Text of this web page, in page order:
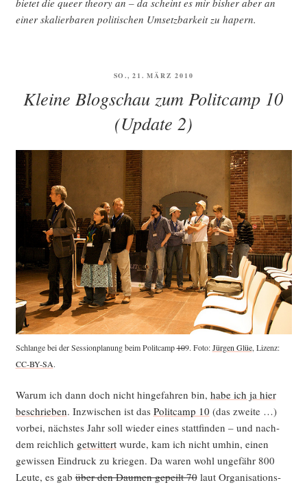
einer ska­lier­ba­ren poli­ti­schen Umsetz­bar­keit zu hapern.
VERÖFFENTLICHT
SO., 21. MÄRZ 2010
Kleine Blogschau zum Politcamp 10
(Update 2)
Schlan­ge bei der Ses­si­onpla­nung beim Polit­camp109. Foto:Jür­gen Glüe, Lizenz:
CC-BY-SA.
War­um ich dann doch nicht hin­ge­fah­ren bin, habe ich ja hier
beschrie­ben. Inzwi­schen ist das Polit­camp 10 (das zwei­te …)
vor­bei, nächs­tes Jahr soll wie­der eines statt­fin­den – und nach­
dem reich­lich get­wit­tertwur­de, kam ich nicht umhin, einen
gewis­sen Ein­druck zu krie­gen. Da waren wohl unge­fähr 800
Leu­te, es gabüber den Dau­men gepeilt 70laut Orga­ni­sa­ti­ons­